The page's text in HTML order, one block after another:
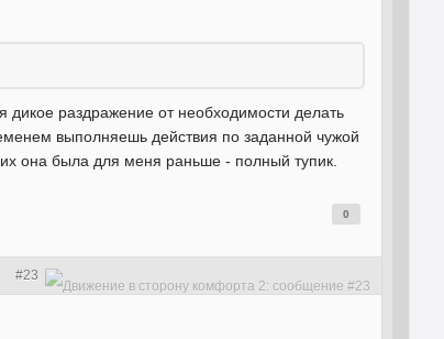
раздражение от необходимости делать
выполняешь действия по заданной чужой
она была для меня раньше - полный тупик.
0
#23